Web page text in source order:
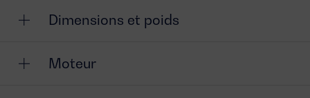
Dimensions et poids
Moteur